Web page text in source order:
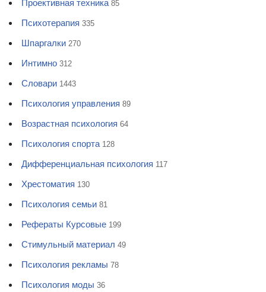
Проективная техника 85
Психотерапия 335
Шпаргалки 270
Интимно 312
Словари 1443
Психология управления 89
Возрастная психология 64
Психология спорта 128
Дифференциальная психология 117
Хрестоматия 130
Психология семьи 81
Рефераты Курсовые 199
Стимульный материал 49
Психология рекламы 78
Психология моды 36